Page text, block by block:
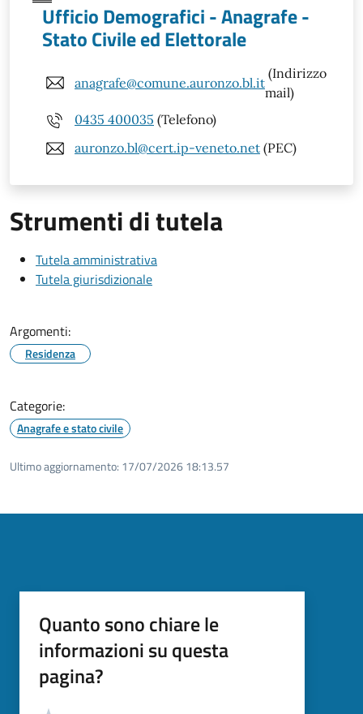
Ufficio Demografici - Anagrafe -
Stato Civile ed Elettorale
anagrafe@comune.auronzo.bl.it
(Indirizzo
mail)
0435 400035 (Telefono)
auronzo.bl@cert.ip-veneto.net (PEC)
Strumenti di tutela
Tutela amministrativa
Tutela giurisdizionale
Argomenti:
Residenza
Categorie:
Anagrafe e stato civile
Ultimo aggiornamento: 17/07/2026 18:13.57
Quanto sono chiare le
informazioni su questa
pagina?